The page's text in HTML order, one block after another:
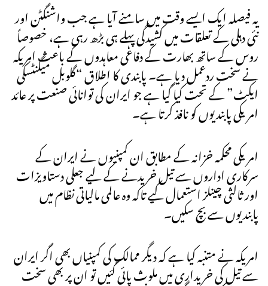
یہ فیصلہ ایک ایسے وقت میں سامنے آیا ہے جب واشنگٹن اور
نئی دہلی کے تعلقات میں کشیدگی پہلے ہی بڑھ رہی ہے، خصوصاً
روس کے ساتھ بھارت کے دفاعی معاہدوں کے باعث امریکہ
نے سخت ردعمل دیا ہے۔ پابندی کا اطلاق “گلوبل میگنٹسکی
ایکٹ” کے تحت کیا گیا ہے جو ایران کی توانائی صنعت پر عائد
امریکی پابندیوں کو نافذ کرتا ہے۔
امریکی محکمہ خزانہ کے مطابق ان کمپنیوں نے ایران کے
سرکاری اداروں سے تیل خریدنے کے لیے جعلی دستاویزات
اور ثالثی چینلز استعمال کیے تاکہ وہ عالمی مالیاتی نظام میں
پابندیوں سے بچ سکیں۔
امریکہ نے متنبہ کیا ہے کہ دیگر ممالک کی کمپنیاں بھی اگر ایران
سے تیل کی خریداری میں ملوث پائی گئیں تو ان پر بھی سخت